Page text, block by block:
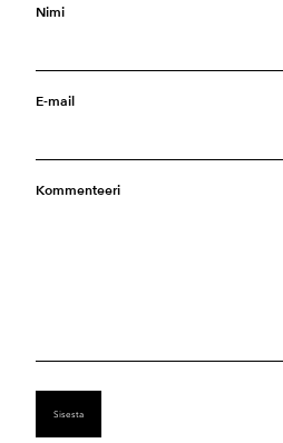
process was quick and easy,
transferred directly to my
process completely stress-free.
cxw 22. mai 2025
(cxwfunding@gmail.com) We
Nimi
E-mail
Kommenteeri